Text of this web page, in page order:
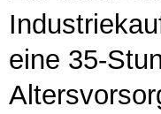
eine 35-